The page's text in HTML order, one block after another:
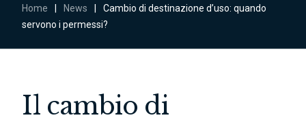
Home News
Cambio di destinazione d’uso: quando
servono i permessi?
Il cambio di